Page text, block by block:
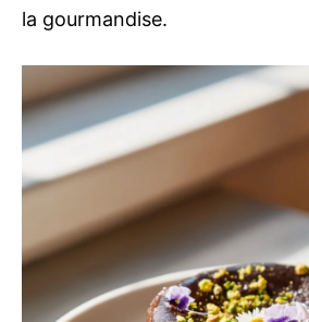
la gourmandise.